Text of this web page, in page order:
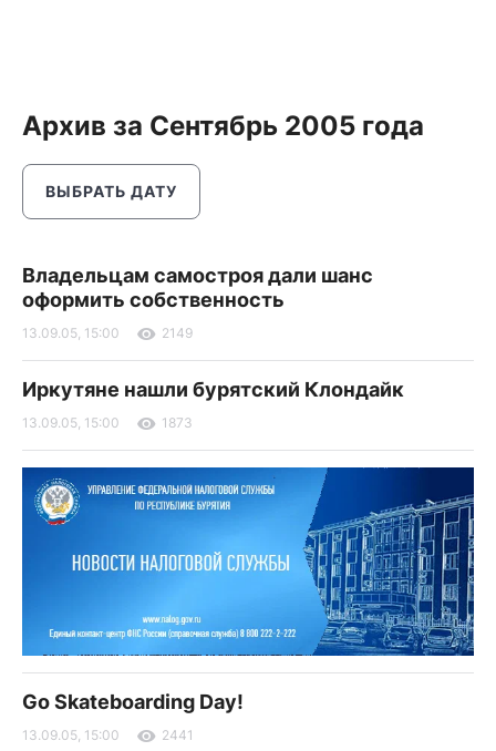
Архив за Сентябрь 2005 года
ВЫБРАТЬ ДАТУ
Владельцам самостроя дали шанс
оформить собственность
13.09.05, 15:00 2149
Иркутяне нашли бурятский Клондайк
13.09.05, 15:00 1873
Go Skateboarding Day!
13.09.05, 15:00 2441